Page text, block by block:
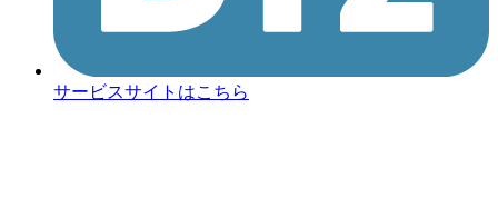
サービスサイトはこちら